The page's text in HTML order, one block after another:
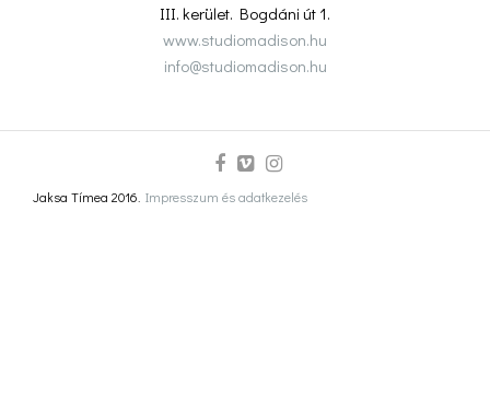
III. kerület. Bogdáni út 1.
www.studiomadison.hu
info@studiomadison.hu
Jaksa Tímea 2016. Impresszum és adatkezelés